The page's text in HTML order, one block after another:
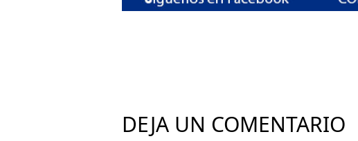
DEJA UN COMENTARIO